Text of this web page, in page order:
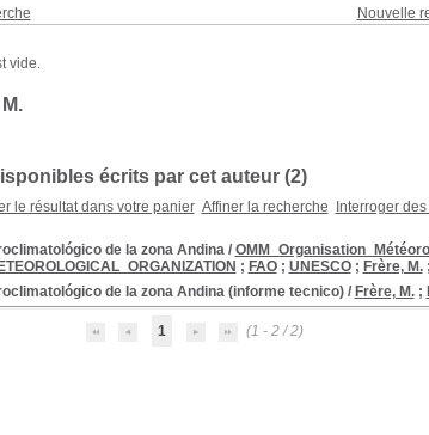
Nouvelle
écrits par cet auteur (2)
le résultat dans votre panier Affiner la recherche Interroger
de la zona Andina/
; FAO; UNESCO; Frère, M.;
de la zona Andina (informe tecnico)/ Frère, M.;
1 (1 - 2 / 2)